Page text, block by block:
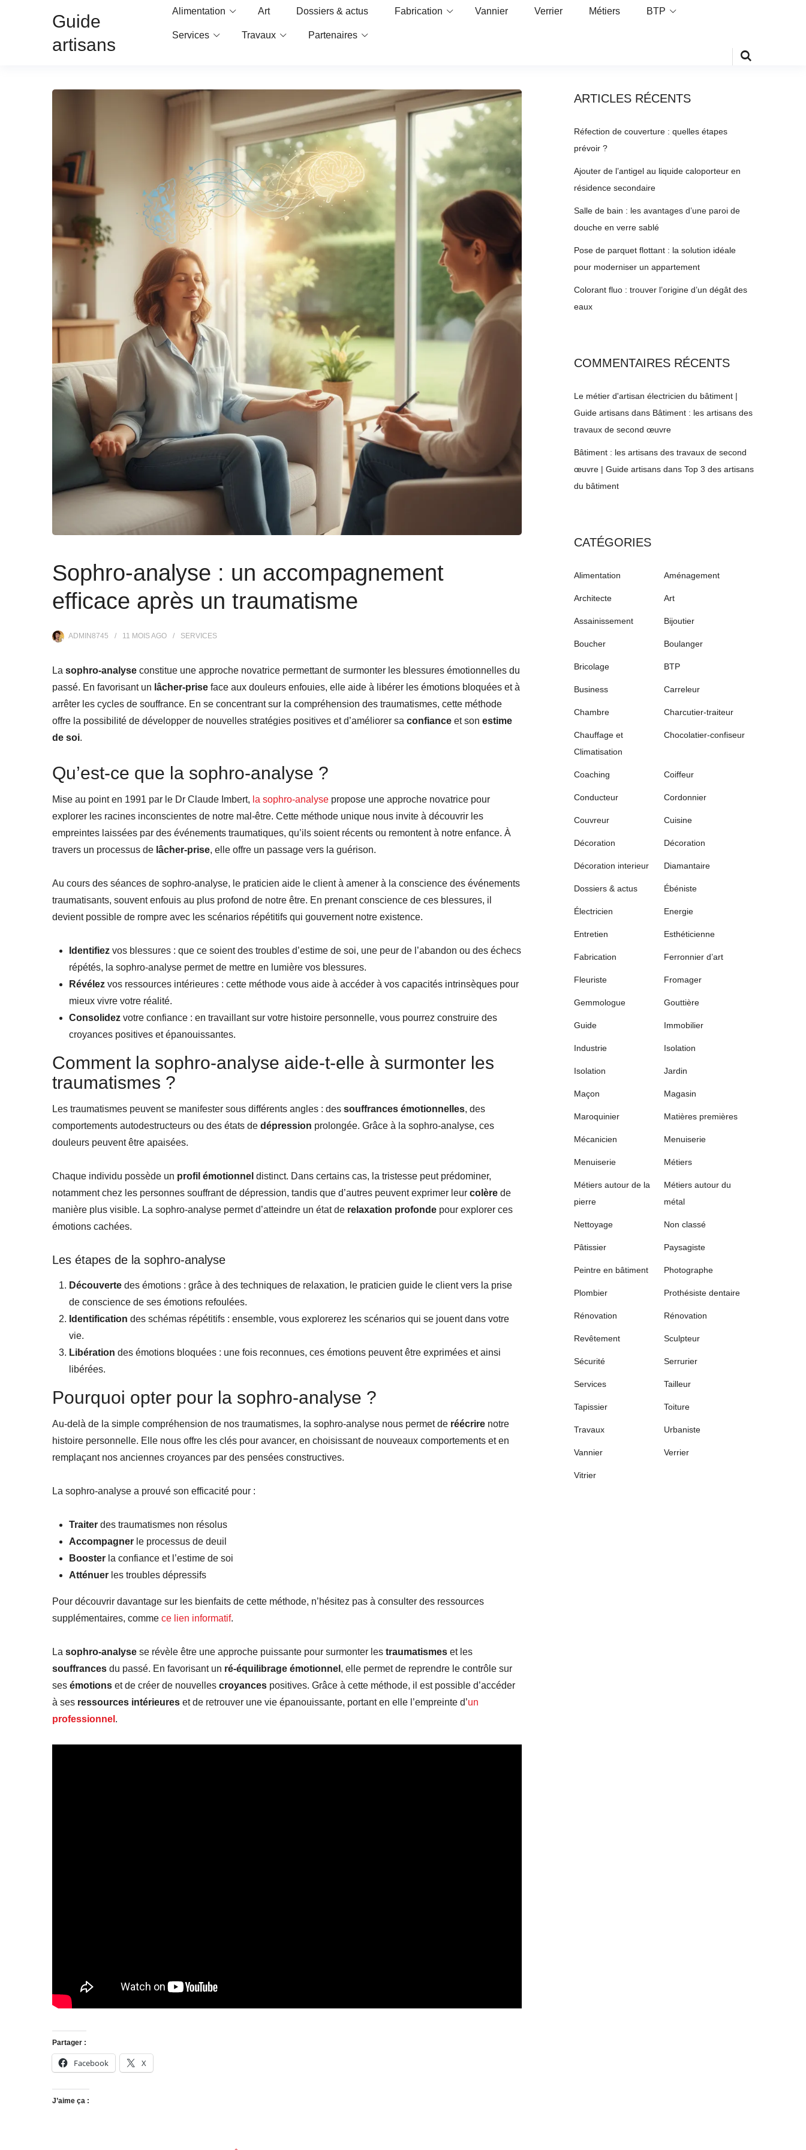
Guide
artisans
Alimentation Art Dossiers & actus Fabrication Vannier Verrier Métiers BTP
Services Travaux Partenaires
Sophro-analyse : un accompagnement
efficace après un traumatisme
ADMIN8745 11 MOISAGO SERVICES
La sophro-analyse constitue une approche novatrice permettant de surmonter les blessures émotionnelles du
passé. En favorisant un lâcher-prise face aux douleurs enfouies, elle aide à libérer les émotions bloquées et à
arrêter les cycles de souffrance. En se concentrant sur la compréhension des traumatismes, cette méthode
offre la possibilité de développer de nouvelles stratégies positives et d’améliorer sa confiance et son estime
de soi.
Qu’est-ce que la sophro-analyse ?
Mise au point en 1991 par le Dr Claude Imbert, la sophro-analyse propose une approche novatrice pour
explorer les racines inconscientes de notre mal-être. Cette méthode unique nous invite à découvrir les
empreintes laissées par des événements traumatiques, qu’ils soient récents ou remontent à notre enfance. À
travers un processus de lâcher-prise, elle offre un passage vers la guérison.
Au cours des séances de sophro-analyse, le praticien aide le client à amener à la conscience des événements
traumatisants, souvent enfouis au plus profond de notre être. En prenant conscience de ces blessures, il
devient possible de rompre avec les scénarios répétitifs qui gouvernent notre existence.
Identifiez vos blessures : que ce soient des troubles d’estime de soi, une peur de l’abandon ou des échecs
répétés, la sophro-analyse permet de mettre en lumière vos blessures.
Révélez vos ressources intérieures : cette méthode vous aide à accéder à vos capacités intrinsèques pour
mieux vivre votre réalité.
Consolidez votre confiance : en travaillant sur votre histoire personnelle, vous pourrez construire des
croyances positives et épanouissantes.
Comment la sophro-analyse aide-t-elle à surmonter les
traumatismes ?
Les traumatismes peuvent se manifester sous différents angles : des souffrances émotionnelles, des
comportements autodestructeurs ou des états de dépression prolongée. Grâce à la sophro-analyse, ces
douleurs peuvent être apaisées.
Chaque individu possède un profil émotionnel distinct. Dans certains cas, la tristesse peut prédominer,
notamment chez les personnes souffrant de dépression, tandis que d’autres peuvent exprimer leur colère de
manière plus visible. La sophro-analyse permet d’atteindre un état de relaxation profonde pour explorer ces
émotions cachées.
Les étapes de la sophro-analyse
Découverte des émotions : grâce à des techniques de relaxation, le praticien guide le client vers la prise
de conscience de ses émotions refoulées.
Identification des schémas répétitifs : ensemble, vous explorerez les scénarios qui se jouent dans votre
vie.
Libération des émotions bloquées : une fois reconnues, ces émotions peuvent être exprimées et ainsi
libérées.
Pourquoi opter pour la sophro-analyse ?
Au-delà de la simple compréhension de nos traumatismes, la sophro-analyse nous permet de réécrire notre
histoire personnelle. Elle nous offre les clés pour avancer, en choisissant de nouveaux comportements et en
remplaçant nos anciennes croyances par des pensées constructives.
La sophro-analyse a prouvé son efficacité pour :
Traiter des traumatismes non résolus
Accompagner le processus de deuil
Booster la confiance et l’estime de soi
Atténuer les troubles dépressifs
Pour découvrir davantage sur les bienfaits de cette méthode, n’hésitez pas à consulter des ressources
supplémentaires, comme ce lien informatif.
La sophro-analyse se révèle être une approche puissante pour surmonter les traumatismes et les
souffrances du passé. En favorisant un ré-équilibrage émotionnel , elle permet de reprendre le contrôle sur
ses émotions et de créer de nouvelles croyances positives. Grâce à cette méthode, il est possible d’accéder
à ses ressources intérieures et de retrouver une vie épanouissante, portant en elle l’empreinte d’un
professionnel .
Partager :
Facebook X
J’aime ça :
ARTICLES RÉCENTS
Réfection de couverture : quelles étapes
prévoir ?
Ajouter de l’antigel au liquide caloporteur en
résidence secondaire
Salle de bain : les avantages d’une paroi de
douche en verre sablé
Pose de parquet flottant : la solution idéale
pour moderniser un appartement
Colorant fluo : trouver l’origine d’un dégât des
eaux
COMMENTAIRES RÉCENTS
Le métier d'artisan électricien du bâtiment |
Guide artisans dans Bâtiment : les artisans des
travaux de second œuvre
Bâtiment : les artisans des travaux de second
œuvre | Guide artisans dans Top 3 des artisans
du bâtiment
CATÉGORIES
Alimentation Aménagement
Architecte Art
Assainissement Bijoutier
Boucher Boulanger
Bricolage BTP
Business Carreleur
Chambre Charcutier-traiteur
Chauffage et
Climatisation
Chocolatier-confiseur
Coaching Coiffeur
Conducteur Cordonnier
Couvreur Cuisine
Décoration Décoration
Décoration interieur Diamantaire
Dossiers & actus Ébéniste
Électricien Energie
Entretien Esthéticienne
Fabrication Ferronnier d’art
Fleuriste Fromager
Gemmologue Gouttière
Guide Immobilier
Industrie Isolation
Isolation Jardin
Maçon Magasin
Maroquinier Matières premières
Mécanicien Menuiserie
Menuiserie Métiers
Métiers autour de la
pierre
Métiers autour du
métal
Nettoyage Non classé
Pâtissier Paysagiste
Peintre en bâtiment Photographe
Plombier Prothésiste dentaire
Rénovation Rénovation
Revêtement Sculpteur
Sécurité Serrurier
Services Tailleur
Tapissier Toiture
Travaux Urbaniste
Vannier Verrier
Vitrier